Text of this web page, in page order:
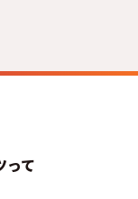
って